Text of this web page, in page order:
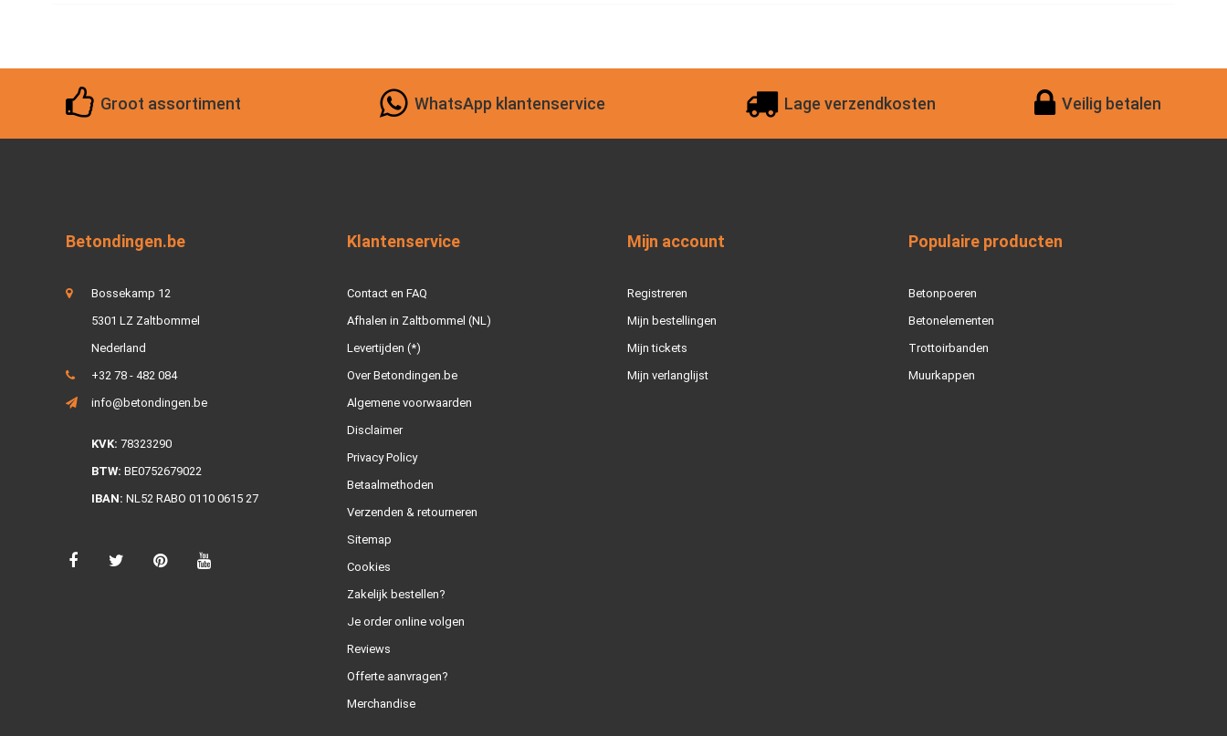
Groot assortiment WhatsApp klantenservice Lage verzendkosten Veilig betalen
Betondingen.be
Bossekamp 12
5301 LZ Zaltbommel
Nederland
+32 78 - 482 084
info@betondingen.be
KVK: 78323290
BTW: BE0752679022
IBAN: NL52 RABO 0110 0615 27
Klantenservice
Contact en FAQ
Afhalen in Zaltbommel (NL)
Levertijden (*)
Over Betondingen.be
Algemene voorwaarden
Disclaimer
Privacy Policy
Betaalmethoden
Verzenden & retourneren
Sitemap
Cookies
Zakelijk bestellen?
Je order online volgen
Reviews
Offerte aanvragen?
Merchandise
Mijn account
Registreren
Mijn bestellingen
Mijn tickets
Mijn verlanglijst
Populaire producten
Betonpoeren
Betonelementen
Trottoirbanden
Muurkappen